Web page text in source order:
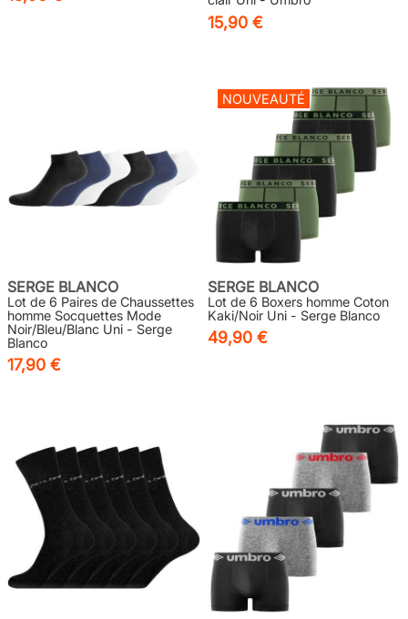
15,90 €
SERGE BLANCO
Lot de 6 Paires de Chaussettes
homme Socquettes Mode
Noir/Bleu/Blanc Uni - Serge
Blanco
17,90 €
NOUVEAUTÉ
SERGE BLANCO
Lot de 6 Boxers homme Coton
Kaki/Noir Uni - Serge Blanco
49,90 €